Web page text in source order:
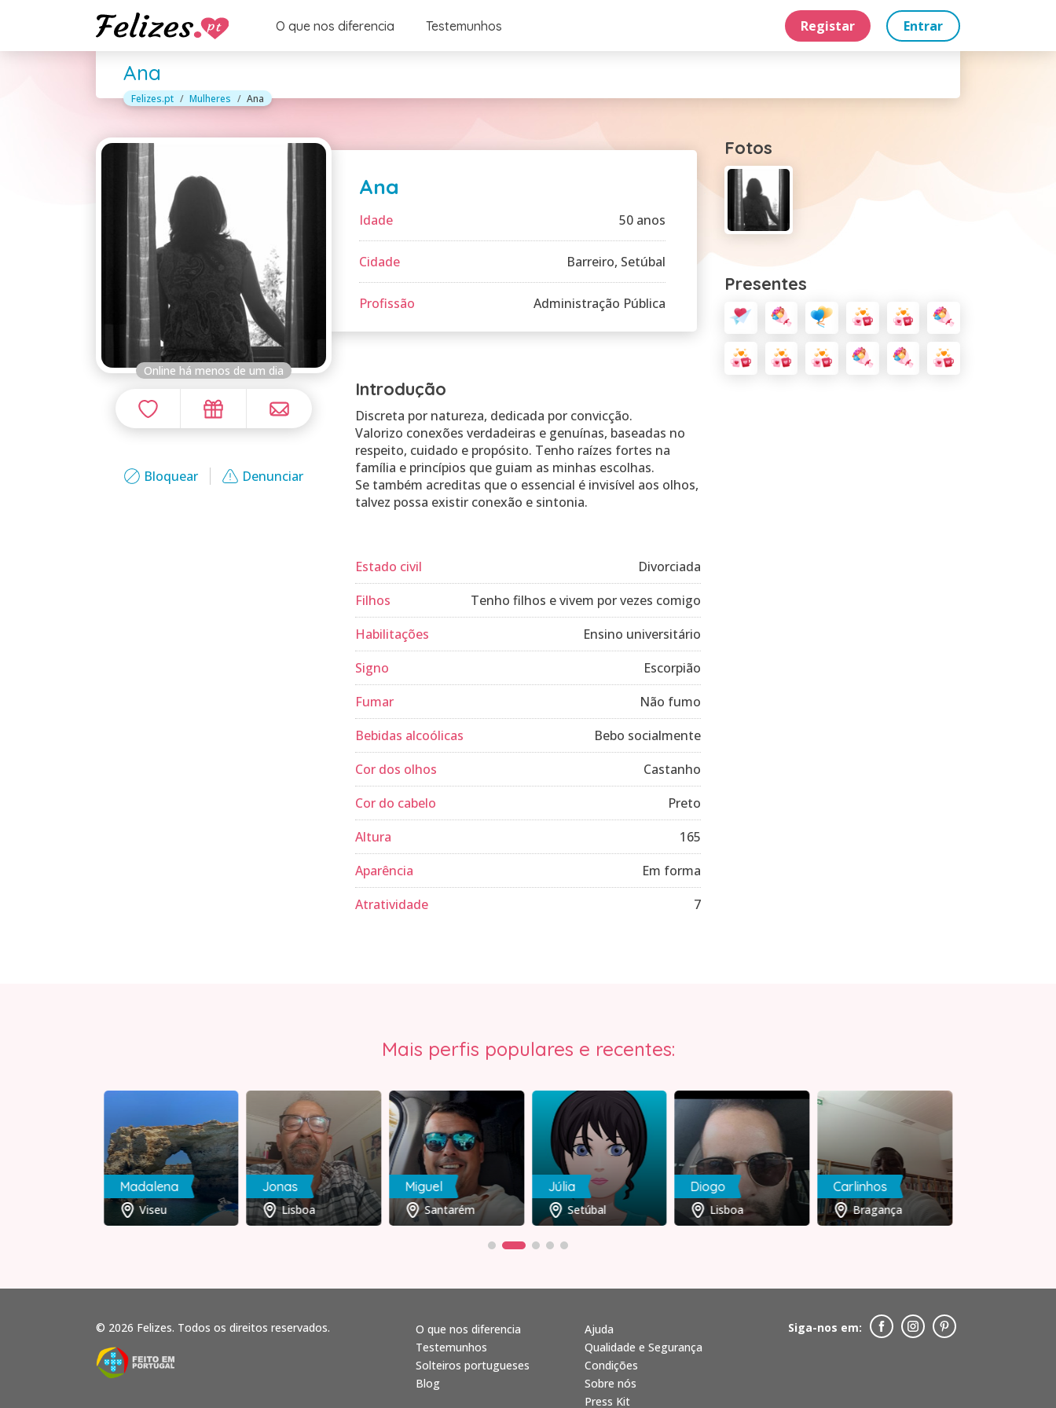
O que nos diferencia Testemunhos Registar Entrar
Ana
Felizes.pt Mulheres Ana
Online há menos de um dia
Bloquear Denunciar
Ana
Idade 50 anos
Cidade Barreiro, Setúbal
Profissão Administração Pública
Introdução
Discreta por natureza, dedicada por convicção.
Valorizo conexões verdadeiras e genuínas, baseadas no
respeito, cuidado e propósito. Tenho raízes fortes na
família e princípios que guiam as minhas escolhas.
Se também acreditas que o essencial é invisível aos olhos,
talvez possa existir conexão e sintonia.
Estado civil
Divorciada
Filhos
Tenho filhos e vivem por vezes comigo
Habilitações
Ensino universitário
Signo
Escorpião
Fumar
Não fumo
Bebidas alcoólicas
Bebo socialmente
Cor dos olhos
Castanho
Cor do cabelo
Preto
Altura
165
Aparência
Em forma
Atratividade
7
Fotos
Presentes
Mais perfis populares e recentes:
Madalena
Viseu
Jonas
Lisboa
Miguel
Santarém
Júlia
Setúbal
Diogo
Lisboa
Carlinhos
Bragança
© 2026 Felizes. Todos os direitos reservados.
O que nos diferencia
Testemunhos
Solteiros portugueses
Blog
Ajuda
Qualidade e Segurança
Condições
Sobre nós
Press Kit
Siga-nos em: